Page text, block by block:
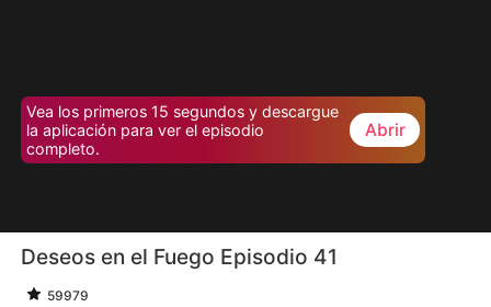
Vea los primeros 15 segundos y descargue
la aplicación para ver el episodio
completo.
Abrir
Deseos en el Fuego Episodio 41
59979